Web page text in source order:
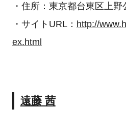
・住所：東京都台東区上野
・サイトURL： http://
ex.html
遠藤 茜